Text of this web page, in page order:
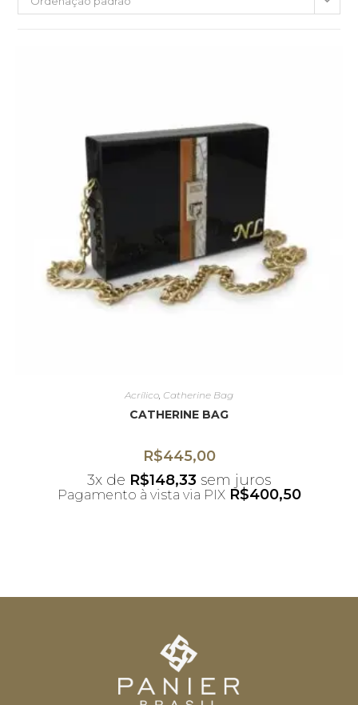
Acrílico, Catherine Bag
CATHERINE BAG
R$445,00
3x de R$148,33 sem juros
Pagamento à vista via PIX R$400,50